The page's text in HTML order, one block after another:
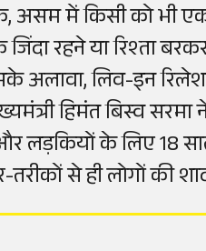
असम में किसी को भी
जिंदा रहने या रिश्ता
अलावा, लिव-इन
हिमंत बिस्व
लड़कियों के लिए 18
से ही लोगों की